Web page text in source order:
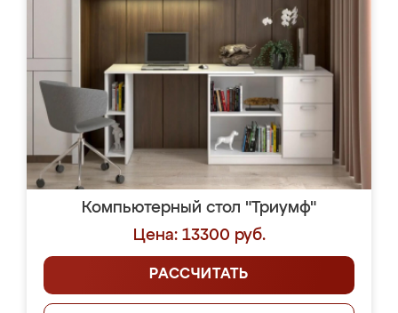
Компьютерный стол "Триумф"
Цена: 13300 руб.
РАССЧИТАТЬ